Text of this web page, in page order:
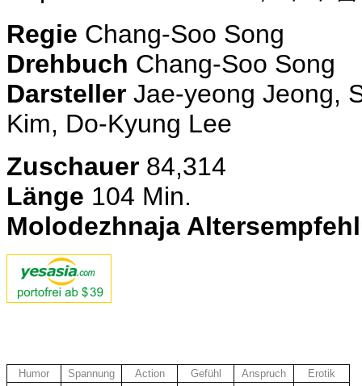
Regie Chang-Soo Song
Drehbuch Chang-Soo Song
Darsteller Jae-yeong Jeong,
Kim, Do-Kyung Lee
Zuschauer 84,314
Länge 104 Min.
Molodezhnaja
Humor Spannung Action Gefühl Anspruch
Erotik